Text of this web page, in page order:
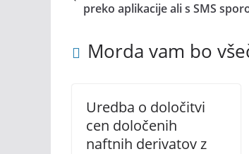
preko aplikacije ali s SMS
Morda vam bo
Uredba o določitvi
cen določenih
naftnih derivatov z